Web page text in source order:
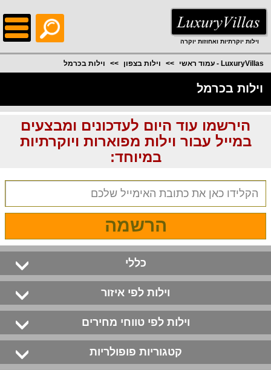
וילות יוקרתיות ואחוזות יוקרה
LuxuryVillas - עמוד ראשי וילות בצפון וילות בכרמל
וילות בכרמל
הירשמו עוד היום לעדכונים ומבצעים
במייל עבור וילות מפוארות ויוקרתיות
במיוחד:
הרשמה
כללי
וילות לפי איזור
וילות לפי טווחי מחירים
קטגוריות פופולריות